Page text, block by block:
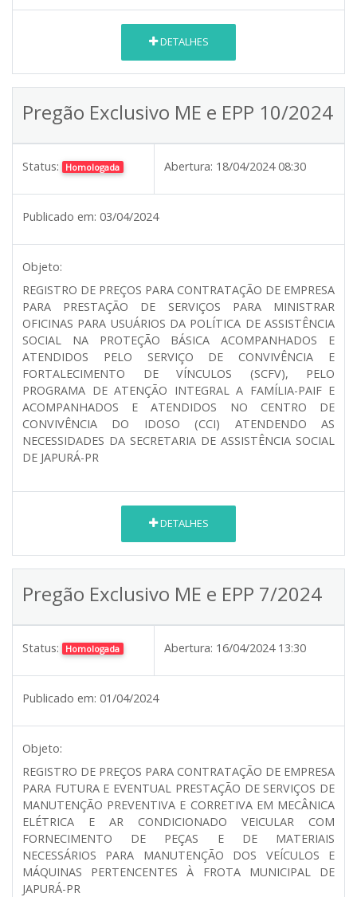
DETALHES
Pregão Exclusivo ME e EPP 10/2024
Status: Homologada Abertura: 18/04/2024 08:30
Publicado em: 03/04/2024
Objeto:
REGISTRO DE PREÇOS PARA CONTRATAÇÃO DE EMPRESA
PARA PRESTAÇÃO DE SERVIÇOS PARA MINISTRAR
OFICINAS PARA USUÁRIOS DA POLÍTICA DE ASSISTÊNCIA
SOCIAL NA PROTEÇÃO BÁSICA ACOMPANHADOS E
ATENDIDOS PELO SERVIÇO DE CONVIVÊNCIA E
FORTALECIMENTO DE VÍNCULOS (SCFV), PELO
PROGRAMA DE ATENÇÃO INTEGRAL A FAMÍLIA-PAIF E
ACOMPANHADOS E ATENDIDOS NO CENTRO DE
CONVIVÊNCIA DO IDOSO (CCI) ATENDENDO AS
NECESSIDADES DA SECRETARIA DE ASSISTÊNCIA SOCIAL
DE JAPURÁ-PR
DETALHES
Pregão Exclusivo ME e EPP 7/2024
Status: Homologada Abertura: 16/04/2024 13:30
Publicado em: 01/04/2024
Objeto:
REGISTRO DE PREÇOS PARA CONTRATAÇÃO DE EMPRESA
PARA FUTURA E EVENTUAL PRESTAÇÃO DE SERVIÇOS DE
MANUTENÇÃO PREVENTIVA E CORRETIVA EM MECÂNICA
ELÉTRICA E AR CONDICIONADO VEICULAR COM
FORNECIMENTO DE PEÇAS E DE MATERIAIS
NECESSÁRIOS PARA MANUTENÇÃO DOS VEÍCULOS E
MÁQUINAS PERTENCENTES À FROTA MUNICIPAL DE
JAPURÁ-PR